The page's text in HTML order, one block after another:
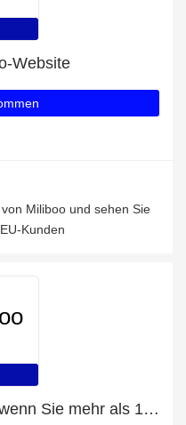
Website
Miliboo und sehen Sie
Kunden
Erhalten Sie 10% Rabatt, wenn Sie mehr als 100€ ausgeben